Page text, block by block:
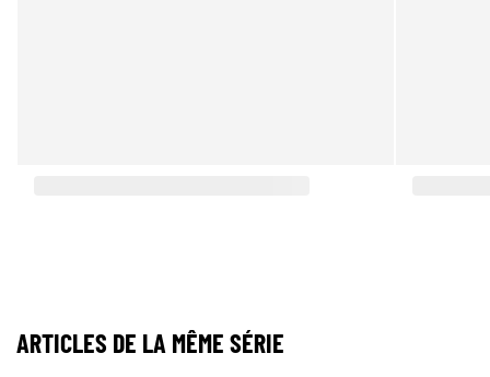
ARTICLES DE LA MÊME SÉRIE